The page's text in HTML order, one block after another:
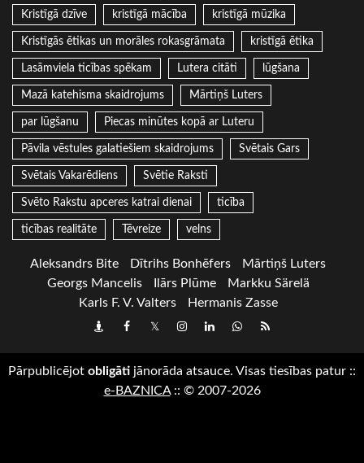
Kristīgā dzīve kristīgā mācība kristīgā mūzika
Kristīgās ētikas un morāles rokasgrāmata kristīgā ētika
Lasāmviela ticības spēkam Lutera citāti lūgšana
Mazā katehisma skaidrojums Mārtiņš Luters
par lūgšanu Piecas minūtes kopā ar Luteru
Pāvila vēstules galatiešiem skaidrojums Svētais Gars
Svētais Vakarēdiens Svētie Raksti
Svēto Rakstu apceres katrai dienai ticība
ticības realitāte Tēvreize velns
Aleksandrs Bite Dītrihs Bonhēfers
Mārtiņš Luters
Georgs Mancelis
Ilārs Plūme
Markku Särelä
Karls F. V. Valters
Hermanis Zasse
DraugiemFacebook
TwitterInstagram
LinkedInwhatsapp
RSS
Pārpublicējot obligāti jānorāda atsauce. Visas tiesības patur ::
e-BAZNICA:: © 2007-2026